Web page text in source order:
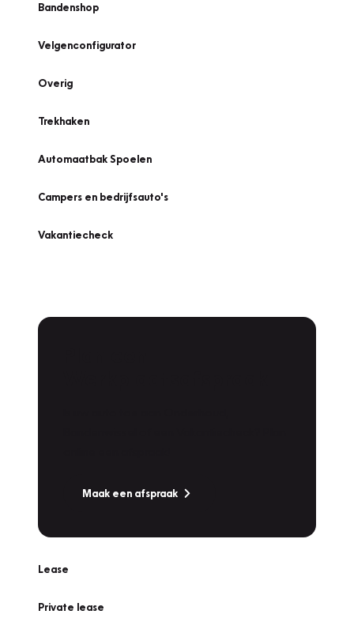
Bandenshop
Velgenconfigurator
Overig
Trekhaken
Automaatbak Spoelen
Campers en bedrijfsauto's
Vakantiecheck
Maak een afspraak
Lease
Private lease